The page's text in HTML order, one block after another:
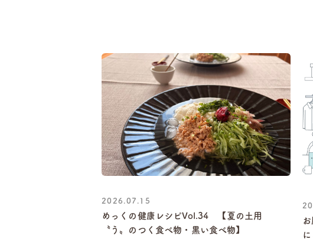
2026.07.15
めっくの健康レシピVol.34 【夏の土用
〝う〟のつく食べ物・黒い食べ物】